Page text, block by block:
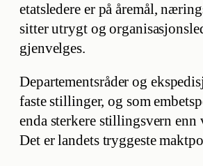
etatsledere er på åremål,
sitter utrygt og
gjenvelges.
Departementsråder og
faste stillinger, og som
enda sterkere stillingsvern enn
Det er landets tryggeste